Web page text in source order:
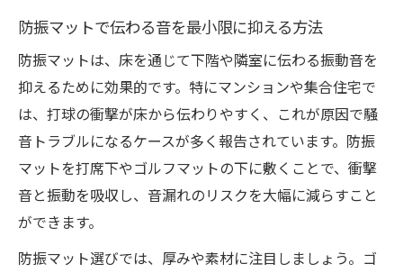
防振マットで伝わる音を最小限に抑える方法
防振マットは、床を通じて下階や隣室に伝わる振動音を
抑えるために効果的です。特にマンションや集合住宅で
は、打球の衝撃が床から伝わりやすく、これが原因で騒
音トラブルになるケースが多く報告されています。防振
マットを打席下やゴルフマットの下に敷くことで、衝撃
音と振動を吸収し、音漏れのリスクを大幅に減らすこと
ができます。
防振マット選びでは、厚みや素材に注目しましょう。ゴ